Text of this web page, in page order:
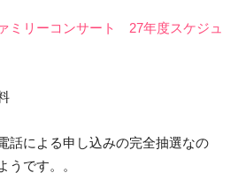
ミリーコンサート 27年度スケジュ
話による申し込みの完全抽選なの
うです。。